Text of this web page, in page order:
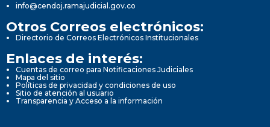
info@cendoj.ramajudicial.gov.co
Otros Correos electrónicos:
Directorio de Correos Electrónicos Institucionales
Enlaces de interés:
Cuentas de correo para Notificaciones Judiciales
Mapa del sitio
Políticas de privacidad y condiciones de uso
Sitio de atención al usuario
Transparencia y Acceso a la información